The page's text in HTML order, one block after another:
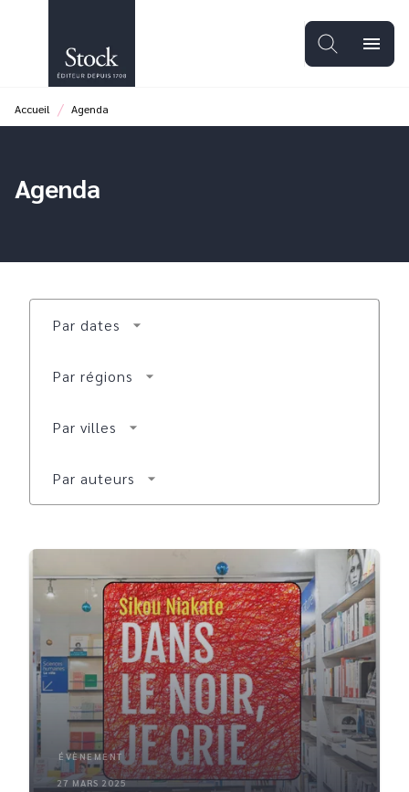
PIED DE PAGE
menu
Accueil / Agenda
Agenda
Par dates arrow_drop_down
Par régions arrow_drop_down
Par villes arrow_drop_down
Par auteurs arrow_drop_down
ÉVÈNEMENT
27 MARS 2025